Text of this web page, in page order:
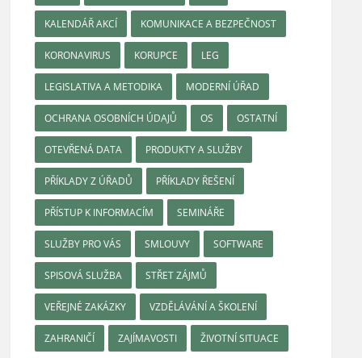
KALENDÁŘ AKCÍ KOMUNIKACE A BEZPEČNOST
KORONAVIRUS KORUPCE LEG
LEGISLATIVA A METODIKA MODERNÍ ÚŘAD
OCHRANA OSOBNÍCH ÚDAJŮ OS OSTATNÍ
OTEVŘENÁ DATA PRODUKTY A SLUŽBY
PŘÍKLADY Z ÚŘADŮ PŘÍKLADY ŘEŠENÍ
PŘÍSTUP K INFORMACÍM SEMINÁŘE
SLUŽBY PRO VÁS SMLOUVY SOFTWARE
SPISOVÁ SLUŽBA STŘET ZÁJMŮ
VEŘEJNÉ ZAKÁZKY VZDĚLÁVÁNÍ A ŠKOLENÍ
ZAHRANIČÍ ZAJÍMAVOSTI ŽIVOTNÍ SITUACE